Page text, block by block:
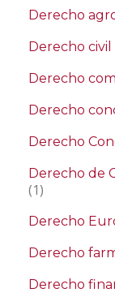
Derecho
Derecho civil
Derecho
Derecho
Derecho
Derecho de
(1)
Derecho
Derecho
Derecho